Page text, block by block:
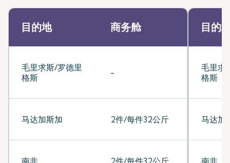
目的地 商务舱
毛里求斯/罗德里
格斯
-
马达加斯加 2件/每件32公斤
南非 2件/每件32公斤
目的
毛里求
格斯
马达加
南非